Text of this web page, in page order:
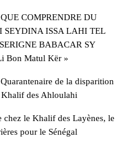
COMPRENDRE DU
SEYDINA ISSA LAHI TEL
BABACAR SY
Bon Matul Kër »
de la disparition
des Ahloulahi
le Khalif des Layènes, le
pour le Sénégal